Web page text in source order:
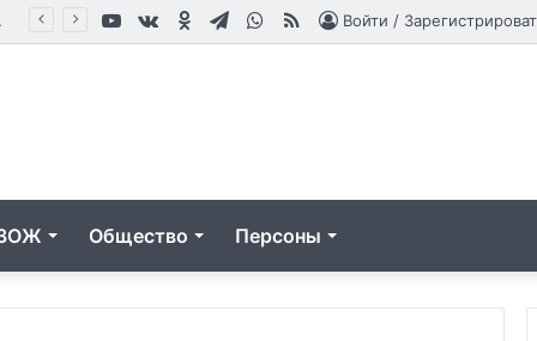
Войти /
RSS
WhatsApp
Telegram
Одноклассники
vk.com
YouTube
Общество Персоны